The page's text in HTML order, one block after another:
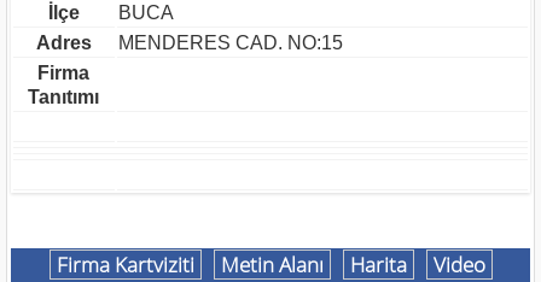
İlçe
BUCA
Adres
MENDERES CAD. NO:15
Firma
Tanıtımı
Firma Kartviziti Metin Alanı Harita
Video